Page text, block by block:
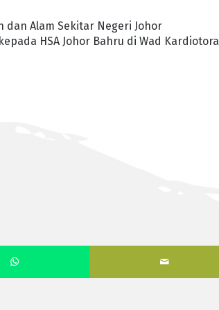
dan Alam Sekitar Negeri Johor
HSA Johor Bahru di Wad